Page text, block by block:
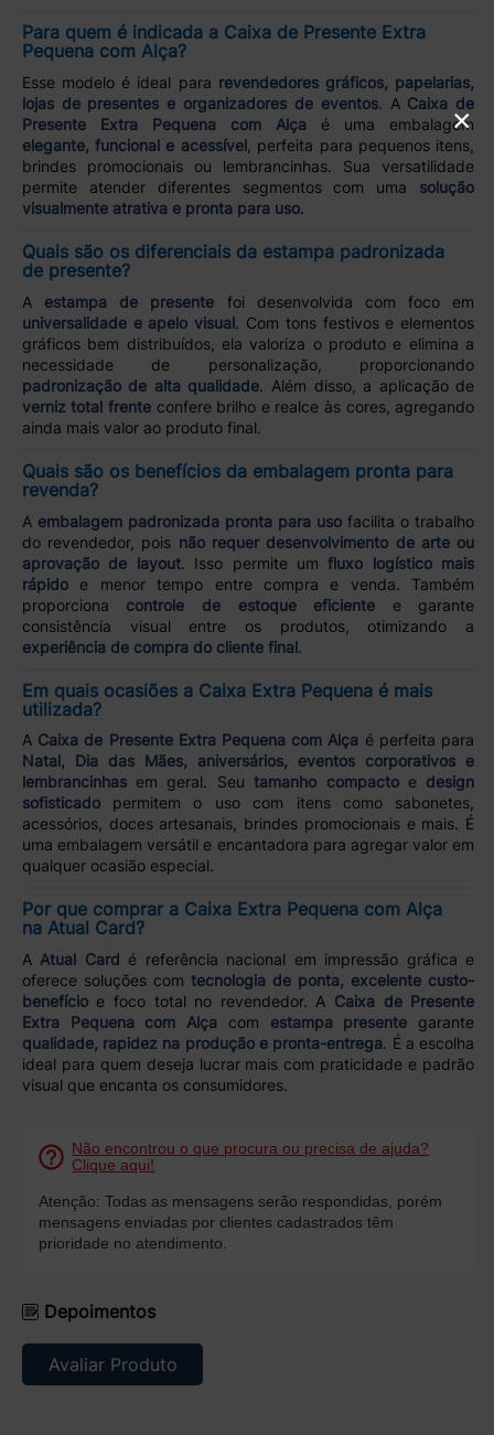
Para quem é indicada a Caixa de Presente Extra
Pequena com Alça?
Esse modelo é ideal para revendedores gráficos, papelarias,
lojas de presentes e organizadores de eventos. A Caixa de
Presente Extra Pequena com Alça é uma embalagem
elegante, funcional e acessível, perfeita para pequenos itens,
brindes promocionais ou lembrancinhas. Sua versatilidade
permite atender diferentes segmentos com uma solução
visualmente atrativa e pronta para uso.
Quais são os diferenciais da estampa padronizada
de presente?
A estampa de presente foi desenvolvida com foco em
universalidade e apelo visual. Com tons festivos e elementos
gráficos bem distribuídos, ela valoriza o produto e elimina a
necessidade de personalização, proporcionando
padronização de alta qualidade. Além disso, a aplicação de
verniz total frente confere brilho e realce às cores, agregando
ainda mais valor ao produto final.
Quais são os benefícios da embalagem pronta para
revenda?
A embalagem padronizada pronta para uso facilita o trabalho
do revendedor, pois não requer desenvolvimento de arte ou
aprovação de layout. Isso permite umfluxo logístico mais
rápidoe menor tempo entre compra e venda. Também
proporciona controle de estoque eficiente e garante
consistência visual entre os produtos, otimizando a
experiência de compra do cliente final.
Em quais ocasiões a Caixa Extra Pequena é mais
utilizada?
A Caixa de Presente Extra Pequena com Alça é perfeita para
Natal, Dia das Mães, aniversários, eventos corporativos e
lembrancinhasem geral. Seutamanho compactoe design
sofisticadopermitem o uso com itens como sabonetes,
acessórios, doces artesanais, brindes promocionais e mais. É
uma embalagem versátil e encantadora para agregar valor em
qualquer ocasião especial.
Por que comprar a Caixa Extra Pequena com Alça
na Atual Card?
A Atual Card é referência nacional em impressão gráfica e
oferece soluções com tecnologia de ponta, excelente custo-
benefícioe foco total no revendedor. A Caixa de Presente
Extra Pequena com Alça com estampa presente garante
qualidade, rapidez na produção e pronta-entrega. É a escolha
ideal para quem deseja lucrar mais com praticidade e padrão
visual que encanta os consumidores.
Não encontrou o que procura ou precisa de ajuda?
Clique aqui!
Atenção: Todas as mensagens serão respondidas, porém
mensagens enviadas por clientes cadastrados têm
prioridade no atendimento.
Depoimentos
Avaliar Produto
×